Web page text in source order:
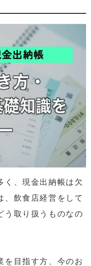
く、現金出納帳は欠
、飲食店経営をして
う取り扱うものなの
を目指す方、今のお